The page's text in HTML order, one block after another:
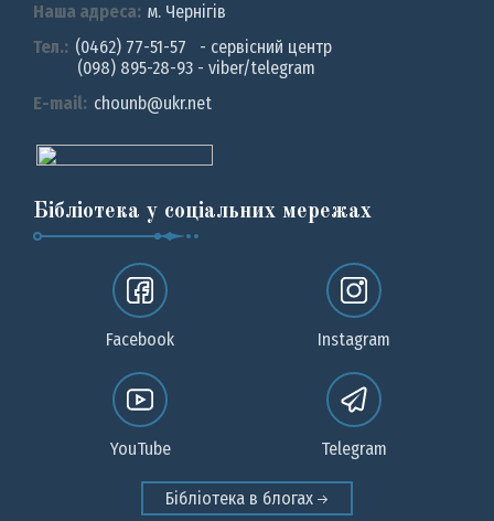
Наша адреса: м. Чернiгiв
Тел.: (0462) 77-51-57 - сервісний центр
(098) 895-28-93 - viber/telegram
E-mail: chounb@ukr.net
Бібліотека у соціальних мережах
Facebook Instagram
YouTube Telegram
Бібліотека в блогах